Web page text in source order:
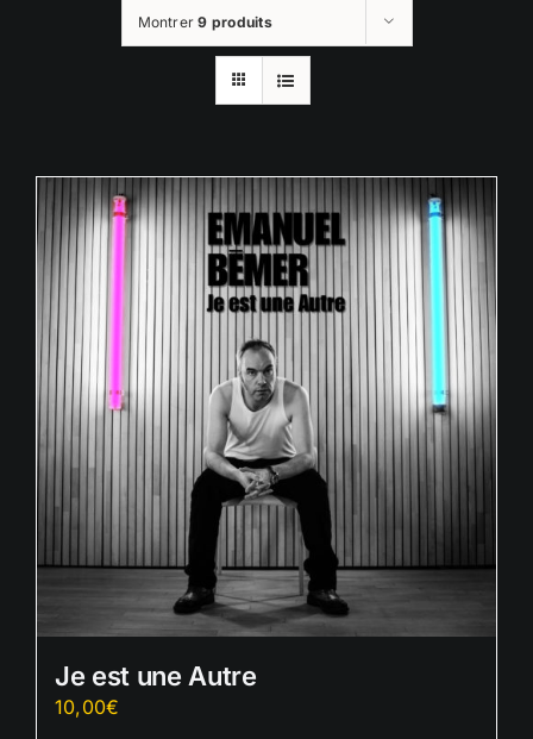
Montrer9 produits
Je est une Autre
10,00€